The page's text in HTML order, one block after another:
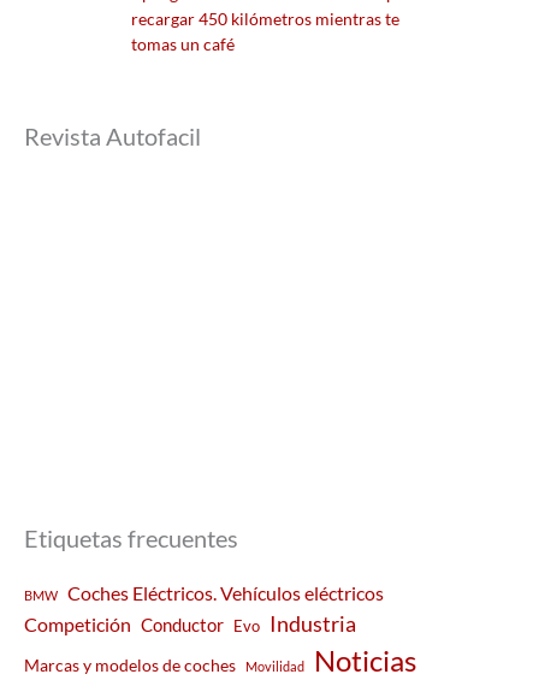
recargar 450 kilómetros mientras te
tomas un café
Revista Autofacil
Etiquetas frecuentes
BMW
Coches Eléctricos. Vehículos eléctricos
Competición Conductor Evo Industria
Marcas y modelos de coches Movilidad Noticias